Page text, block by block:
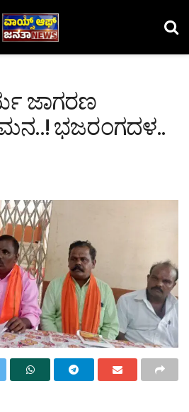
ಜಾಗರಣ
ಭಜರಂಗದಳ..